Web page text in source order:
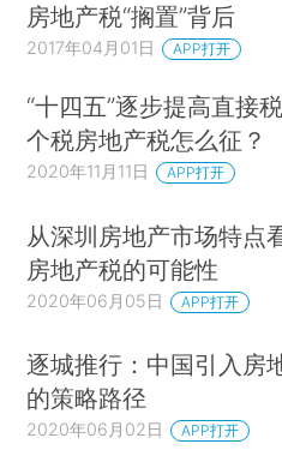
房地产税“搁置”背后
2017年04月01日 APP打开
“十四五”逐步提高直接
个税房地产税怎么征？
2020年11月11日 APP打开
从深圳房地产市场特点
房地产税的可能性
2020年06月05日 APP打开
逐城推行：中国引入房
的策略路径
2020年06月02日 APP打开